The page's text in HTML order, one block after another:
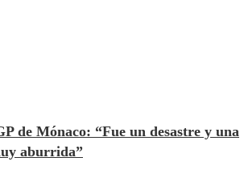
de Mónaco: “Fue un desastre y una
aburrida”